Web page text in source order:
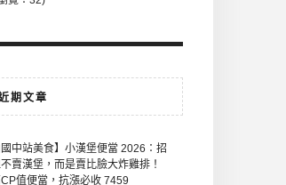
期文章
國中站美食】小漢堡便當 2026：招
賣漢堡，而是賣比臉大炸雞排！
值便當，抗漲必收 7459